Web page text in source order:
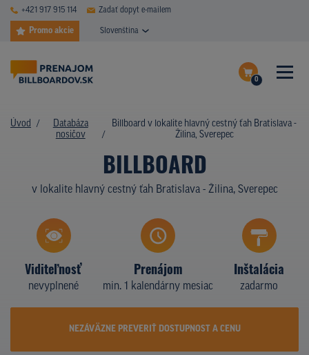
+421 917 915 114 Zadať dopyt e-mailem
Promo akcie Slovenština
0
Dokončiť dopyt
DATABÁZA NOSIČOV
PLOCHY V AKCII
CENY
TYPY NOSIČOV
KTO SME
KONTAKTY
Úvod
Databáza
nosičov
Billboard v lokalite hlavný cestný ťah Bratislava -
Žilina, Sverepec
BILLBOARD
v lokalite hlavný cestný ťah Bratislava - Žilina, Sverepec
Viditeľnosť
nevyplnené
Prenájom
min. 1 kalendárny mesiac
Inštalácia
zadarmo
NEZÁVÄZNE PREVERIŤ DOSTUPNOST A CENU